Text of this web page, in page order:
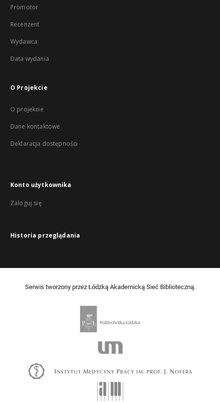
Promotor
Recenzent
Wydawca
Data wydania
O Projekcie
O projekcie
Dane kontaktowe
Deklaracja dostępności
Konto użytkownika
Zaloguj się
Historia przeglądania
Serwis tworzony przez Łódzką Akademicką Sieć Biblioteczną.